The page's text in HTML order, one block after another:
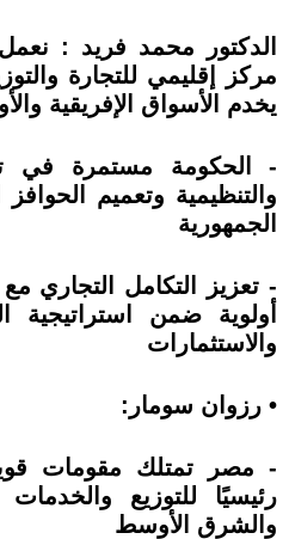
الدكتور محمد فريد :
مركز إقليمي للتجارة
يخدم الأسواق الإفريقية
- الحكومة مستمرة في
والتنظيمية وتعميم
الجمهورية
- تعزيز التكامل التجاري
أولوية ضمن استراتيجية
والاستثمارات
• رزوان سومار:
- مصر تمتلك مقومات
رئيسيًا للتوزيع
والشرق الأوسط